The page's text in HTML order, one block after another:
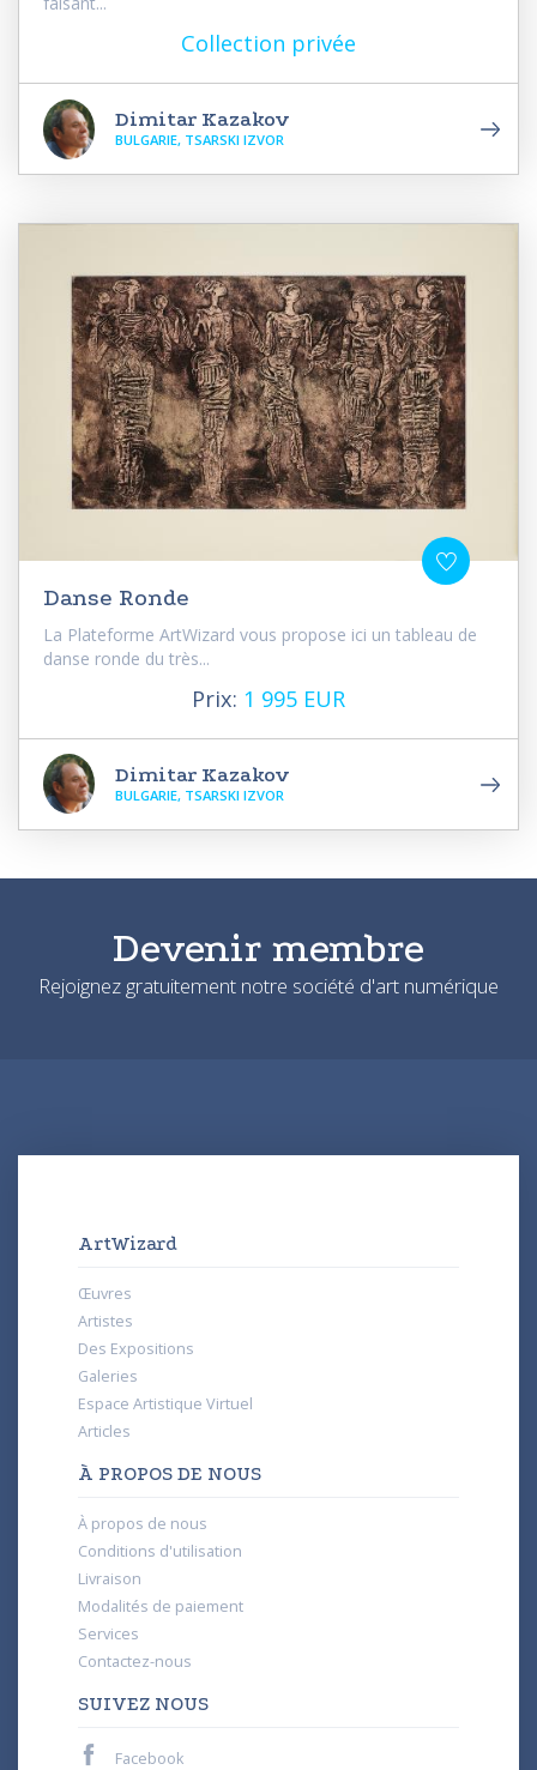
Collection privée
Dimitar Kazakov
BULGARIE, TSARSKI IZVOR
Danse Ronde
La Plateforme ArtWizard vous propose ici un tableau de
danse ronde du très...
Prix: 1 995 EUR
Dimitar Kazakov
BULGARIE, TSARSKI IZVOR
Devenir membre
Rejoignez gratuitement notre société d'art numérique
ArtWizard
Œuvres
Artistes
Des Expositions
Galeries
Espace Artistique Virtuel
Articles
À PROPOS DE NOUS
À propos de nous
Conditions d'utilisation
Livraison
Modalités de paiement
Services
Contactez-nous
SUIVEZ NOUS
Facebook